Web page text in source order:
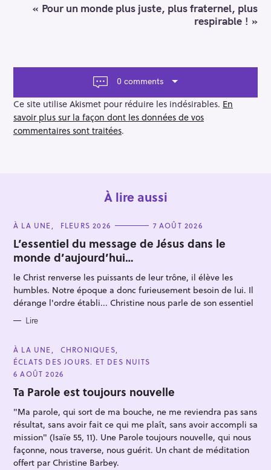
a
o
n
« Pour un monde plus juste, plus fraternel, plus
respirable ! »
0 comments
Ce site utilise Akismet pour réduire les indésirables. En
savoir plus sur la façon dont les données de vos
commentaires sont traitées.
À lire aussi
C
T
E
G
O
R
I
E
S
À LA UNE FLEURS 2026 7 AOÛT 2026
L’essentiel du message de Jésus dans le
monde d’aujourd’hui…
le Christ renverse les puissants de leur trône, il élève les
humbles. Notre époque a donc furieusement besoin de lui. Il
dérange l'ordre établi... Christine nous parle de son essentiel
Lire
C
A
T
E
O
R
E
À LA UNE
CHRONIQUES
ÉCLATS DES JOURS. ET DES NUITS
6 AOÛT 2026
Ta Parole est toujours nouvelle
"Ma parole, qui sort de ma bouche, ne me reviendra pas sans
résultat, sans avoir fait ce qui me plaît, sans avoir accompli sa
mission" (Isaïe 55, 11). Une Parole toujours nouvelle, qui nous
façonne, nous traverse, nous guérit. Un chant de méditation
offert par Christine Barbey.